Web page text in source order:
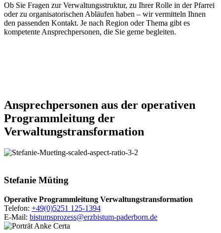
Ob Sie Fragen zur Verwaltungsstruktur, zu Ihrer Rolle in der Pfarrei
oder zu organisatorischen Abläufen haben – wir vermitteln Ihnen
den passenden Kontakt. Je nach Region oder Thema gibt es
kompetente Ansprechpersonen, die Sie gerne begleiten.
Ansprechpersonen aus der operativen
Programmleitung der
Verwaltungstransformation
Stefanie Müting
Operative Programmleitung Verwaltungstransformation
Telefon: +49(0)5251 125-1394
E-Mail: bistumsprozess@erzbistum-paderborn.de